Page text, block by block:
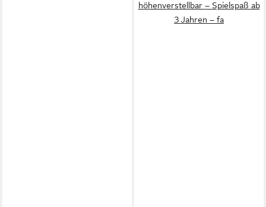
höhenverstellbar – Spielspaß ab
3 Jahren – fa